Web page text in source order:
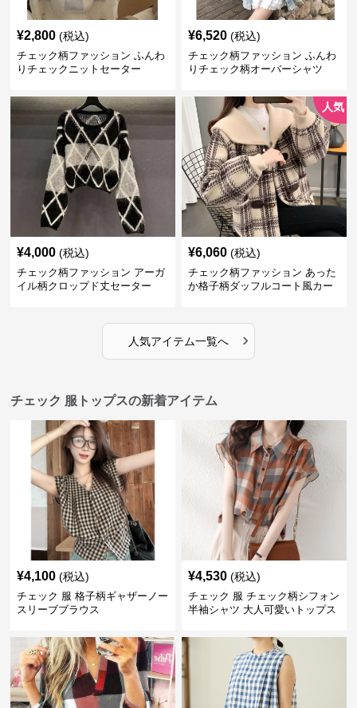
¥2,800 (税込)
チェック柄ファッション ふんわ
りチェックニットセーター
¥6,520 (税込)
チェック柄ファッション ふんわ
りチェック柄オーバーシャツ
¥4,000 (税込)
チェック柄ファッション アーガ
イル柄クロップド丈セーター
人気
¥6,060 (税込)
チェック柄ファッション あった
か格子柄ダッフルコート風カー
人気アイテム一覧へ ›
チェック 服トップスの新着アイテム
¥4,100 (税込)
チェック 服 格子柄ギャザーノー
スリーブブラウス
¥4,530 (税込)
チェック 服 チェック柄シフォン
半袖シャツ 大人可愛いトップス